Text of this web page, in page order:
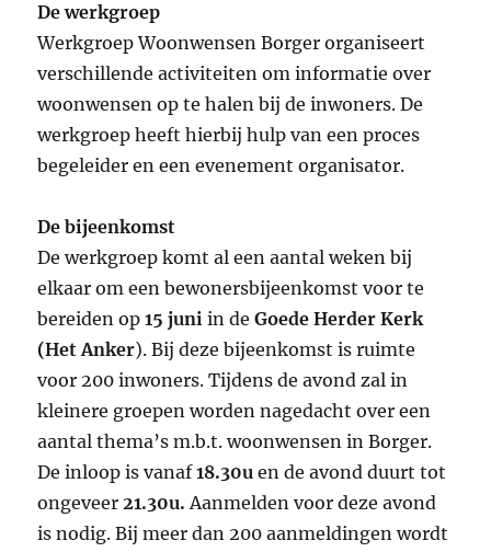
De werkgroep
Werkgroep Woonwensen Borger organiseert
verschillende activiteiten om informatie over
woonwensen op te halen bij de inwoners. De
werkgroep heeft hierbij hulp van een proces
begeleider en een evenement organisator.
De bijeenkomst
De werkgroep komt al een aantal weken bij
elkaar om een bewonersbijeenkomst voor te
bereiden op15 juniin deGoede Herder Kerk
(Het Anker). Bij deze bijeenkomst is ruimte
voor 200 inwoners. Tijdens de avond zal in
kleinere groepen worden nagedacht over een
aantal thema’s ​m.b.t. woonwensen in Borger.
De inloop is vanaf18.30u en de avond duurt tot
ongeveer21.30u.Aanmelden voor deze avond
is nodig. Bij meer dan 200 aanmeldingen wordt